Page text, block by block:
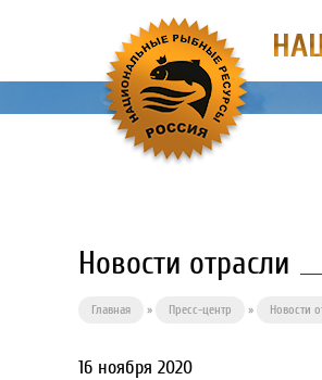
Новости отрасли
Главная » Пресс-центр » Новости
16 ноября 2020